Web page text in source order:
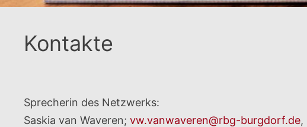
Kontakte
Sprecherin des Netzwerks:
Saskia van Waveren;vw.vanwaveren@rbg-burgdorf.de,